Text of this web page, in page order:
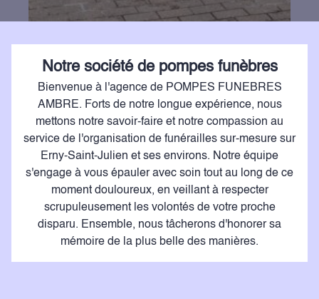
Notre société de pompes funèbres
Bienvenue à l'agence de POMPES FUNEBRES
AMBRE. Forts de notre longue expérience, nous
mettons notre savoir-faire et notre compassion au
service de l'organisation de funérailles sur-mesure sur
Erny-Saint-Julien et ses environs. Notre équipe
s'engage à vous épauler avec soin tout au long de ce
moment douloureux, en veillant à respecter
scrupuleusement les volontés de votre proche
disparu. Ensemble, nous tâcherons d'honorer sa
mémoire de la plus belle des manières.